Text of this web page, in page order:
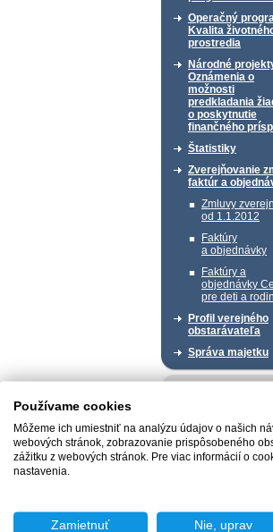
Operačný
Kvalita
prostredia
Národné
Oznámenia o
možnosti
predkladania
o poskytnutie
finančného
Štatistiky
Zverejňovanie
faktúr a
Zmluvy
od 1.1.2012
Faktúry
a objednávky
Faktúry a
objednávky
pre deti a
Profil verejného
obstarávateľa
Správa majetku
Používame cookies
Môžeme ich umiestniť na analýzu údajov o našich
webových stránok, zobrazovanie prispôsobeného
zážitku z webových stránok. Pre viac informácií o
nastavenia.
Zamietnuť Nie, uprav